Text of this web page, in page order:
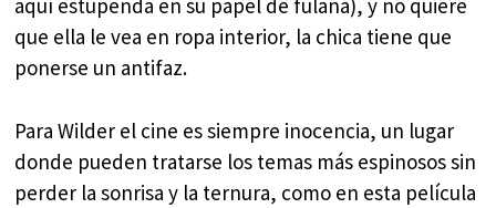
aquí estupenda en su papel de fulana), y no quiere
que ella le vea en ropa interior, la chica tiene que
ponerse un antifaz.
Para Wilder el cine es siempre inocencia, un lugar
donde pueden tratarse los temas más espinosos sin
perder la sonrisa y la ternura, como en esta película